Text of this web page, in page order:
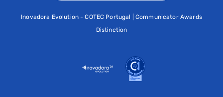
Inovadora Evolution - COTEC Portugal | Communicator Awards
Distinction